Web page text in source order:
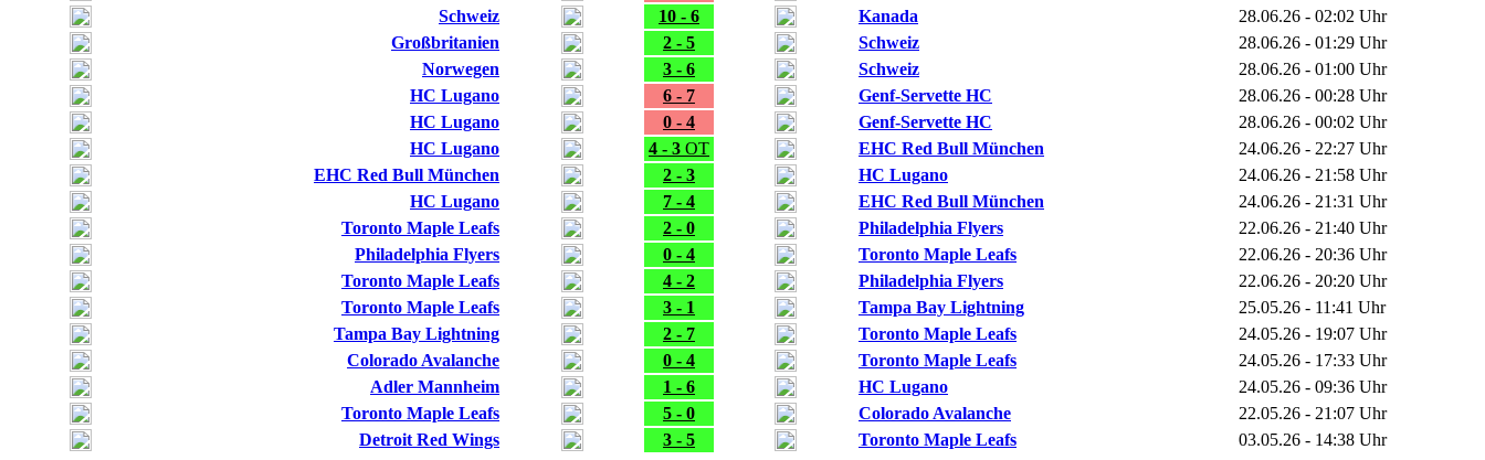
Schweiz
10 - 6 Kanada
28.06.26 - 02:02 Uhr
Großbritanien
2 - 5 Schweiz
28.06.26 - 01:29 Uhr
Norwegen
3 - 6 Schweiz
28.06.26 - 01:00 Uhr
HC Lugano
6 - 7 Genf-Servette HC
28.06.26 - 00:28 Uhr
HC Lugano
0 - 4 Genf-Servette HC
28.06.26 - 00:02 Uhr
HC Lugano
4 - 3 OT EHC Red Bull München
24.06.26 - 22:27 Uhr
EHC Red Bull München
2 - 3 HC Lugano
24.06.26 - 21:58 Uhr
HC Lugano
7 - 4 EHC Red Bull München
24.06.26 - 21:31 Uhr
Toronto Maple Leafs
2 - 0 Philadelphia Flyers
22.06.26 - 21:40 Uhr
Philadelphia Flyers
0 - 4 Toronto Maple Leafs
22.06.26 - 20:36 Uhr
Toronto Maple Leafs
4 - 2 Philadelphia Flyers
22.06.26 - 20:20 Uhr
Toronto Maple Leafs
3 - 1 Tampa Bay Lightning
25.05.26 - 11:41 Uhr
Tampa Bay Lightning
2 - 7 Toronto Maple Leafs
24.05.26 - 19:07 Uhr
Colorado Avalanche
0 - 4 Toronto Maple Leafs
24.05.26 - 17:33 Uhr
Adler Mannheim
1 - 6 HC Lugano
24.05.26 - 09:36 Uhr
Toronto Maple Leafs
5 - 0 Colorado Avalanche
22.05.26 - 21:07 Uhr
Detroit Red Wings
3 - 5 Toronto Maple Leafs 03.05.26 - 14:38 Uhr